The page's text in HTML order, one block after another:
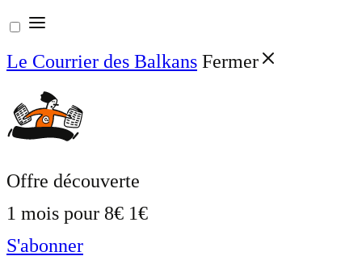
Aller
au
contenu
Le Courrier des Balkans Fermer
Offre découverte
1 mois pour 8€ 1€
S'abonner